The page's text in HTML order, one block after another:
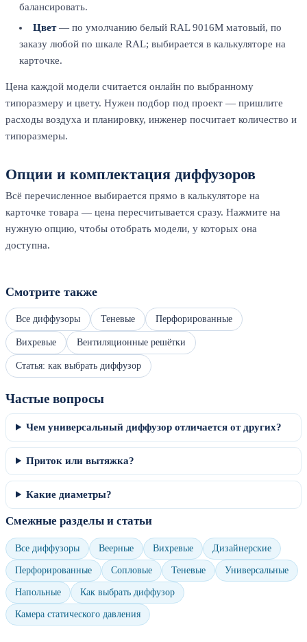
балансировать.
Цвет— по умолчанию белый RAL 9016М матовый, по
заказу любой по шкале RAL; выбирается в калькуляторе на
карточке.
Цена каждой модели считается онлайн по выбранному
типоразмеру и цвету. Нужен подбор под проект — пришлите
расходы воздуха и планировку, инженер посчитает количество и
типоразмеры.
Опции и комплектация диффузоров
Всё перечисленное выбирается прямо в калькуляторе на
карточке товара — цена пересчитывается сразу. Нажмите на
нужную опцию, чтобы отобрать модели, у которых она
доступна.
Смотрите также
Все диффузоры Теневые Перфорированные
Вихревые Вентиляционные решётки
Статья: как выбрать диффузор
Частые вопросы
Чем универсальный диффузор отличается от других?
Приток или вытяжка?
Какие диаметры?
Смежные разделы и статьи
Все диффузоры Веерные Вихревые Дизайнерские
Перфорированные Сопловые Теневые Универсальные
Напольные Как выбрать диффузор
Камера статического давления